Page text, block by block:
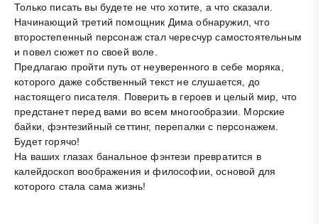
Только писать вы будете не что хотите, а что сказали.
Начинающий третий помощник Дима обнаружил, что
второстепенный персонаж стал чересчур самостоятельным
и повел сюжет по своей воле.
Предлагаю пройти путь от неуверенного в себе моряка,
которого даже собственный текст не слушается, до
настоящего писателя. Поверить в героев и целый мир, что
предстанет перед вами во всем многообразии. Морские
байки, фэнтезийный сеттинг, перепалки с персонажем.
Будет горячо!
На ваших глазах банальное фэнтези превратится в
калейдоскоп воображения и философии, основой для
которого стала сама жизнь!